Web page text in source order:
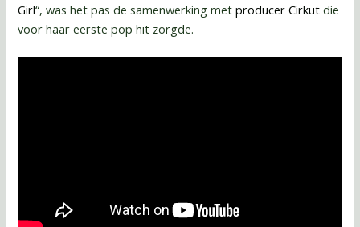
Girl“, was het pas de samenwerking metproducer Cirkut die
voor haar eerste pop hit zorgde.